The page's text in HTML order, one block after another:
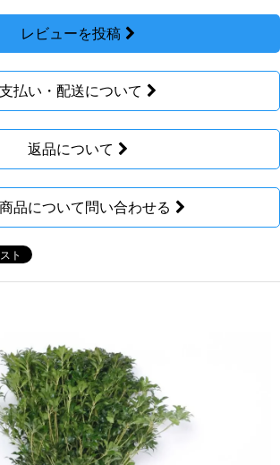
レビューを投稿
支払い・配送について
返品について
品について問い合わせる